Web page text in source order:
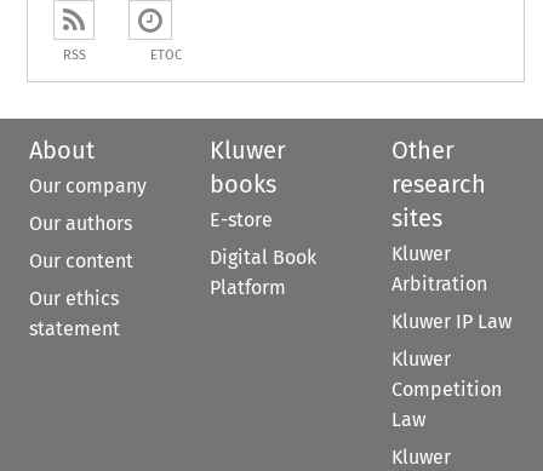
RSS ETOC
About
Our company
Our authors
Our content
Our ethics
statement
Kluwer
books
E-store
Digital Book
Platform
Other
research
sites
Kluwer
Arbitration
Kluwer IP Law
Kluwer
Competition
Law
Kluwer